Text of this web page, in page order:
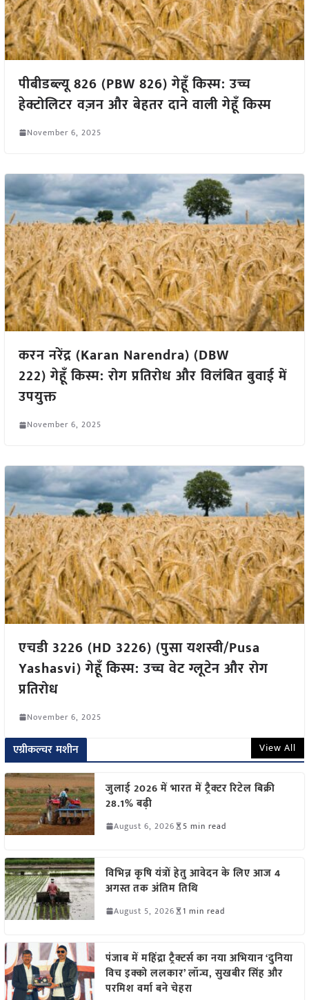
पीबीडब्ल्यू 826 (PBW 826) गेहूँ किस्म: उच्च
हेक्टोलिटर वज़न और बेहतर दाने वाली गेहूँ किस्म
November 6, 2025
करन नरेंद्र (Karan Narendra) (DBW
222) गेहूँ किस्म: रोग प्रतिरोध और विलंबित बुवाई में
उपयुक्त
November 6, 2025
एचडी 3226 (HD 3226) (पुसा यशस्वी/Pusa
Yashasvi) गेहूँ किस्म: उच्च वेट ग्लूटेन और रोग
प्रतिरोध
November 6, 2025
एग्रीकल्चर मशीन View All
जुलाई 2026 में भारत में ट्रैक्टर रिटेल बिक्री
28.1% बढ़ी
August 6, 2026 5 min read
विभिन्न कृषि यंत्रों हेतु आवेदन के लिए आज 4
अगस्त तक अंतिम तिथि
August 5, 2026 1 min read
पंजाब में महिंद्रा ट्रैक्टर्स का नया अभियान ‘दुनिया
विच इक्को ललकार’ लॉन्च, सुखबीर सिंह और
परमिश वर्मा बने चेहरा